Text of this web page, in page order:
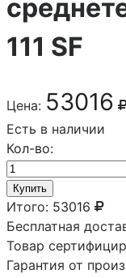
111 SF
Цена: 53016
Есть в наличии
Кол-во:
Купить
Итого: 53016
Бесплатная
Товар
Гарантия от